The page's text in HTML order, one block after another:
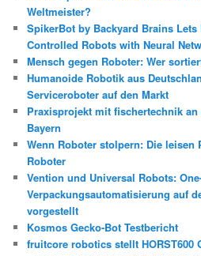
Weltmeister?
SpikerBot by Backyard Brains
Controlled Robots with Neural
Mensch gegen Roboter: Wer
Humanoide Robotik aus
Serviceroboter auf den Markt
Praxisprojekt mit fischertechnik
Bayern
Wenn Roboter stolpern: Die leisen
Roboter
Vention und Universal Robots:
Verpackungsautomatisierung auf
vorgestellt
Kosmos Gecko-Bot Testbericht
fruitcore robotics stellt HORST600